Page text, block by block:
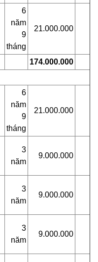
6
năm
9
tháng
21.000.000
174.000.000
6
năm
9
tháng
21.000.000
3
năm
9.000.000
3
năm
9.000.000
3
năm
9.000.000